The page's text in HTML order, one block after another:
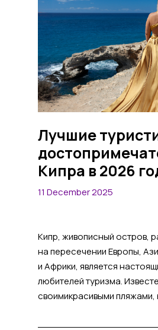
Лучшие
Кипра в 2026
11 December 2025
Кипр, живописный остров,
на пересечении Европы,
и Африки, является
любителей туризма.
своимикрасивыми пляжами,